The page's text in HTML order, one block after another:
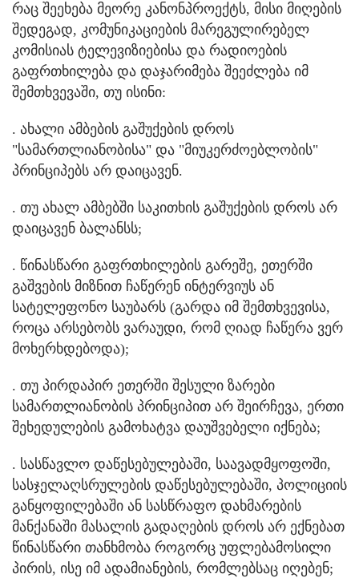
რაც შეეხება მეორე კანონპროექტს, მისი მიღების
შედეგად, კომუნიკაციების მარეგულირებელ
კომისიას ტელევიზიებისა და რადიოების
გაფრთხილება და დაჯარიმება შეეძლება იმ
შემთხვევაში, თუ ისინი:
. ახალი ამბების გაშუქების დროს
"სამართლიანობისა" და "მიუკერძოებლობის"
პრინციპებს არ დაიცავენ.
. თუ ახალ ამბებში საკითხის გაშუქების დროს არ
დაიცავენ ბალანსს;
. წინასწარი გაფრთხილების გარეშე, ეთერში
გაშვების მიზნით ჩაწერენ ინტერვიუს ან
სატელეფონო საუბარს (გარდა იმ შემთხვევისა,
როცა არსებობს ვარაუდი, რომ ღიად ჩაწერა ვერ
მოხერხდებოდა);
. თუ პირდაპირ ეთერში შესული ზარები
სამართლიანობის პრინციპით არ შეირჩევა, ერთი
შეხედულების გამოხატვა დაუშვებელი იქნება;
. სასწავლო დაწესებულებაში, საავადმყოფოში,
სასჯელაღსრულების დაწესებულებაში, პოლიციის
განყოფილებაში ან სასწრაფო დახმარების
მანქანაში მასალის გადაღების დროს არ ექნებათ
წინასწარი თანხმობა როგორც უფლებამოსილი
პირის, ისე იმ ადამიანების, რომლებსაც იღებენ;